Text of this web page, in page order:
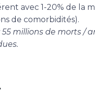
avec 1-20% de la
de comorbidités).
55 millions de morts /